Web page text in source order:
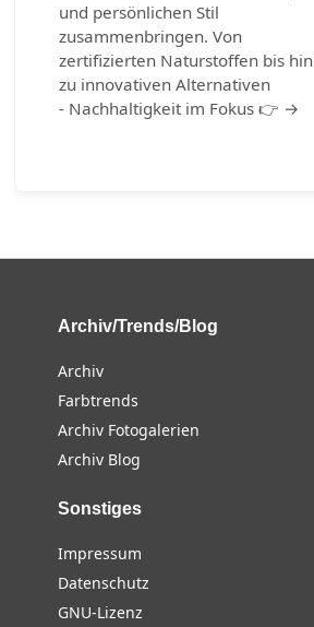
und persönlichen Stil
zusammenbringen. Von
zertifizierten Naturstoffen bis hin
zu innovativen Alternativen
- Nachhaltigkeit im Fokus 👉 →
Archiv/Trends/Blog
Archiv
Farbtrends
Archiv Fotogalerien
Archiv Blog
Sonstiges
Impressum
Datenschutz
GNU-Lizenz